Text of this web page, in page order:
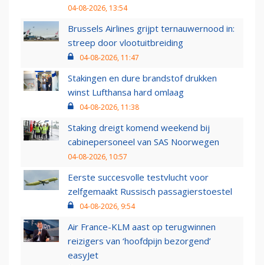
04-08-2026, 13:54
Brussels Airlines grijpt ternauwernood in:
streep door vlootuitbreiding
04-08-2026, 11:47
Stakingen en dure brandstof drukken
winst Lufthansa hard omlaag
04-08-2026, 11:38
Staking dreigt komend weekend bij
cabinepersoneel van SAS Noorwegen
04-08-2026, 10:57
Eerste succesvolle testvlucht voor
zelfgemaakt Russisch passagierstoestel
04-08-2026, 9:54
Air France-KLM aast op terugwinnen
reizigers van ‘hoofdpijn bezorgend’
easyJet